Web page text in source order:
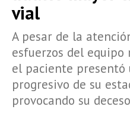
vial
A pesar de la
esfuerzos del equipo
el paciente presentó
progresivo de su
provocando su